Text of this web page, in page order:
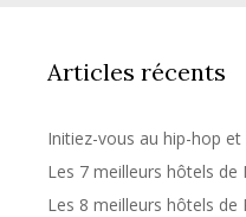
Articles récents
Initiez-vous au hip-hop et
Les 7 meilleurs hôtels de
Les 8 meilleurs hôtels de